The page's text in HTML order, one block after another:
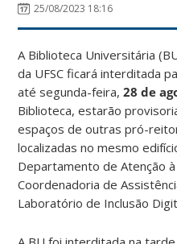
25/08/2023 18:16
A Biblioteca Universitária
da UFSC ficará interditada
até segunda-feira,28 de
Biblioteca, estarão
espaços de outras pró-
localizadas no mesmo
Departamento de Atenção à
Coordenadoria de
Laboratório de Inclusão